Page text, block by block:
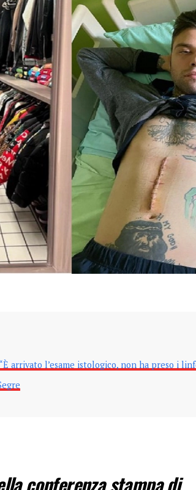
arrivato l’esame istologico, non ha preso i
conferenza stampa di